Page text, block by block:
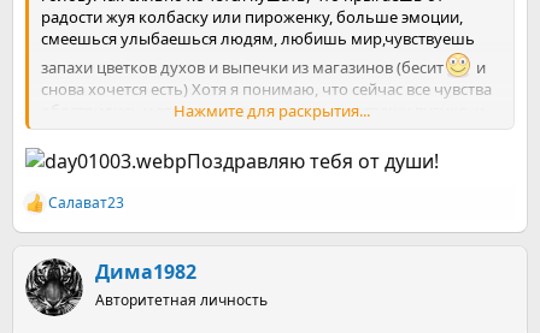
радости жуя колбаску или пироженку, больше эмоции,
смеешься улыбаешься людям, любишь мир,чувствуешь
запахи цветков духов и выпечки из магазинов (бесит
и
снова хочется есть) Хотя я понимаю, что сейчас все чувства
обострились и это уляжется, надеюсь не отращу пузико, и
воздух полной грудью вдыхая становиться так хорошо, что
понимаешь в какой же тюрьме ты сидел. Сильная вера
вытащит из любой ямы, главное не сомневается.
Альхамдуллилах
Нажмите для раскрытия...
Поздравляю тебя от души!
Р
е
к
ц
и
Салават23
Дима1982
Авторитетная личность